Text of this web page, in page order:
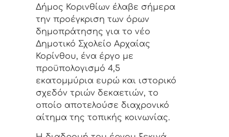
Δήμος Κορινθίων έλαβε σήμερα
την προέγκριση των όρων
δημοπράτησης για το νέο
Δημοτικό Σχολείο Αρχαίας
Κορίνθου, ένα έργο με
προϋπολογισμό 4,5
εκατομμύρια ευρώ και ιστορικό
σχεδόν τριών δεκαετιών, το
οποίο αποτελούσε διαχρονικό
αίτημα της τοπικής κοινωνίας.